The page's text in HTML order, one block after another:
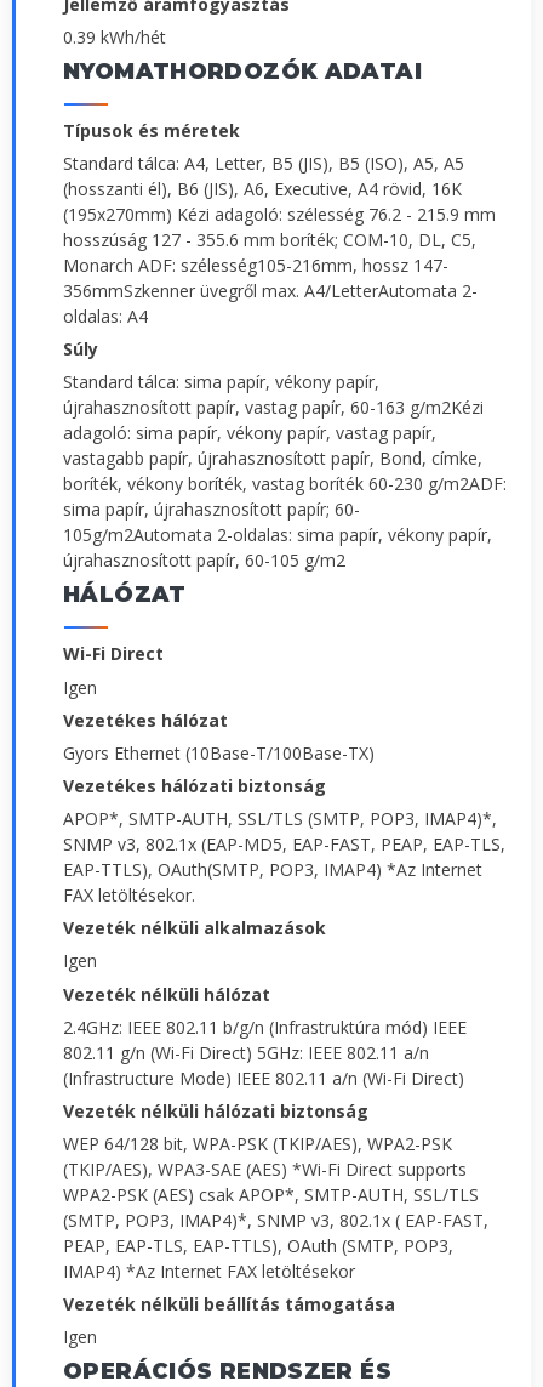
0.39 kWh/hét
NYOMATHORDOZÓK ADATAI
Típusok és méretek
Standard tálca: A4, Letter, B5 (JIS), B5 (ISO), A5, A5
(hosszanti él), B6 (JIS), A6, Executive, A4 rövid, 16K
(195x270mm) Kézi adagoló: szélesség 76.2 - 215.9 mm
hosszúság 127 - 355.6 mm boríték; COM-10, DL, C5,
Monarch ADF: szélesség105-216mm, hossz 147-
356mmSzkenner üvegről max. A4/LetterAutomata 2-
oldalas: A4
Súly
Standard tálca: sima papír, vékony papír,
újrahasznosított papír, vastag papír, 60-163 g/m2Kézi
adagoló: sima papír, vékony papír, vastag papír,
vastagabb papír, újrahasznosított papír, Bond, címke,
boríték, vékony boríték, vastag boríték 60-230 g/m2ADF:
sima papír, újrahasznosított papír; 60-
105g/m2Automata 2-oldalas: sima papír, vékony papír,
újrahasznosított papír, 60-105 g/m2
HÁLÓZAT
Wi-Fi Direct
Igen
Vezetékes hálózat
Gyors Ethernet (10Base-T/100Base-TX)
Vezetékes hálózati biztonság
APOP*, SMTP-AUTH, SSL/TLS (SMTP, POP3, IMAP4)*,
SNMP v3, 802.1x (EAP-MD5, EAP-FAST, PEAP, EAP-TLS,
EAP-TTLS), OAuth(SMTP, POP3, IMAP4) *Az Internet
FAX letöltésekor.
Vezeték nélküli alkalmazások
Igen
Vezeték nélküli hálózat
2.4GHz: IEEE 802.11 b/g/n (Infrastruktúra mód) IEEE
802.11 g/n (Wi-Fi Direct) 5GHz: IEEE 802.11 a/n
(Infrastructure Mode) IEEE 802.11 a/n (Wi-Fi Direct)
Vezeték nélküli hálózati biztonság
WEP 64/128 bit, WPA-PSK (TKIP/AES), WPA2-PSK
(TKIP/AES), WPA3-SAE (AES) *Wi-Fi Direct supports
WPA2-PSK (AES) csak APOP*, SMTP-AUTH, SSL/TLS
(SMTP, POP3, IMAP4)*, SNMP v3, 802.1x ( EAP-FAST,
PEAP, EAP-TLS, EAP-TTLS), OAuth (SMTP, POP3,
IMAP4) *Az Internet FAX letöltésekor
Vezeték nélküli beállítás támogatása
Igen
OPERÁCIÓS RENDSZER ÉS